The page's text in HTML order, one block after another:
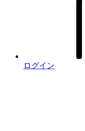
ログイン